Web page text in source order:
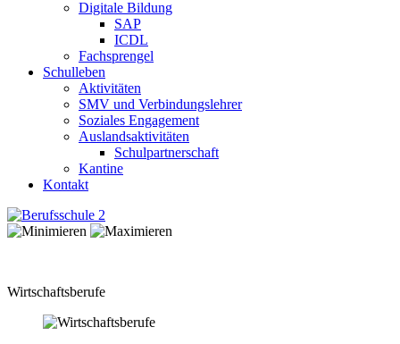
Digitale Bildung
SAP
ICDL
Fachsprengel
Schulleben
Aktivitäten
SMV und Verbindungslehrer
Soziales Engagement
Auslandsaktivitäten
Schulpartnerschaft
Kantine
Kontakt
Wirtschaftsberufe